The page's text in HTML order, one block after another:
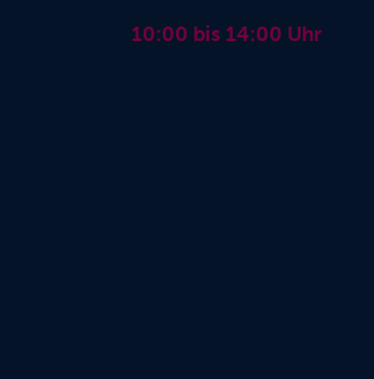
10:00 bis 14:00 Uhr